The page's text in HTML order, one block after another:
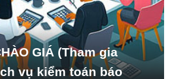
GIÁ (Tham gia
vụ kiểm toán báo